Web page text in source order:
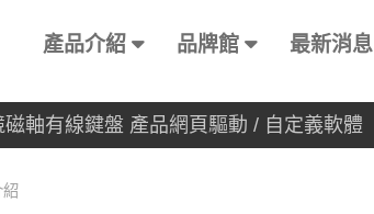
產品介紹 品牌館 最新消息
軸有線鍵盤 產品網頁驅動 / 自定義軟體
紹